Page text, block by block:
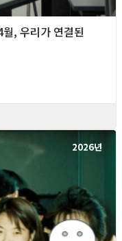
, 우리가 연결된
2026년